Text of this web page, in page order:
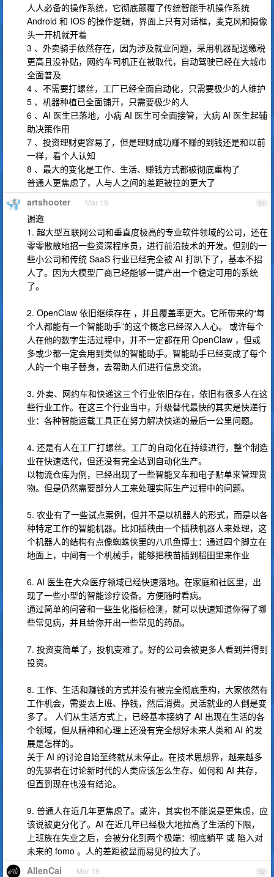
人人必备的操作系统，它彻底颠覆了传统智能手机操作系统
Android 和 IOS 的操作逻辑，界面上只有对话框，麦克风和摄像
头一开机就开着
3 、外卖骑手依然存在，因为涉及就业问题，采用机器配送缴税
更高且没补贴，网约车司机正在被取代，自动驾驶已经在大城市
全面普及
4 、不需要打螺丝，工厂已经全面自动化，只需要极少的人维护
5 、机器种植已全面铺开，只需要极少的人
6 、AI 医生已落地，小病 AI 医生可全面接管，大病 AI 医生起辅
助决策作用
7 、投资理财更容易了，但是理财成功赚不赚的到钱还是和以前
一样，看个人认知
8 、最大的变化是工作、生活、赚钱方式都被彻底重构了
普通人更焦虑了，人与人之间的差距被拉的更大了
51
artshooter Mar 19
谢邀
1. 超大型互联网公司和垂直度极高的专业软件领域的公司，还在
零零散散地招一些资深程序员，进行前沿技术的开发。但别的一
些小公司和传统 SaaS 行业已经完全被 AI 打趴下了，基本不招
人了。因为大模型厂商已经能够一键产出一个稳定可用的系统
了。
2. OpenClaw 依旧继续存在 ，并且覆盖率更大。它所带来的“每
个人都能有一个智能助手”的这个概念已经深入人心。 或许每个
人在他的数字生活过程中，并不一定都在用 OpenClaw ，但或
多或少都一定会用到类似的智能助手。智能助手已经变成了每个
人的一个电子替身，去帮助人们进行信息交流。
3. 外卖、网约车和快递这三个行业依旧存在，依旧有很多人在这
些行业工作。在这三个行业当中，升级替代最快的其实是快递行
业：各种智能运载工具正在努力解决快递的最后一公里问题。
4. 还是有人在工厂打螺丝。工厂的自动化在持续进行，整个制造
业在快速迭代，但还没有完全达到自动化生产。
以物流仓库为例，已经出现了一些智能叉车和电子贴单来管理货
物。但是仍然需要部分人工来处理实际生产过程中的问题。
5. 农业有了一些试点案例，但并不是以机器人的形式，而是以各
种特定工作的智能机器。比如插秧由一个插秧机器人来处理，这
个机器人的结构有点像蜘蛛侠里的八爪鱼博士：通过四个脚立在
地面上，中间有一个机械手，能够把秧苗插到稻田里来作业
6. AI 医生在大众医疗领域已经快速落地。在家庭和社区里，出
现了一些小型的智能诊疗设备。方便随时看病。
通过简单的问答和一些生化指标检测，就可以快速知道你得了哪
些常见病，并且给你开出一些常见的药品。
7. 投资变简单了，投机变难了。好的公司会被更多人看到并得到
投资。
8. 工作、生活和赚钱的方式并没有被完全彻底重构，大家依然有
工作机会，需要去上班、挣钱，然后消费。灵活就业的人倒是变
多了。 人们从生活方式上，已经基本接纳了 AI 出现在生活的各
个领域，但从精神和心理上还没有完全想好未来人类和 AI 的发
展是怎样的。
关于 AI 的讨论自始至终就从未停止。在技术思想界，越来越多
的先驱者在讨论新时代的人类应该怎么生存、如何和 AI 共存，
但直到现在也没有结论。
9. 普通人在近几年更焦虑了。或许，其实也不能说是更焦虑，应
该说被更分化了。AI 在近几年已经极大地拉高了生活的下限，
上班族在失业之后，会被分化到两个极端：彻底躺平 或 陷入对
未来的 fomo 。人的差距被显而易见的拉大了。
52
AllenCai Mar 19